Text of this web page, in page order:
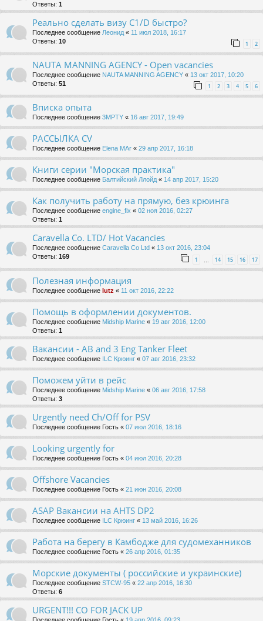
Ответы: 1
Реально сделать визу C1/D быстро?
Последнее сообщение Леонид « 11 июл 2018, 16:17
Ответы: 10 1 2
NAUTA MANNING AGENCY - Open vacancies
Последнее сообщение NAUTA MANNING AGENCY « 13 окт 2017, 10:20
Ответы: 51 1 2 3 4 5 6
Вписка опыта
Последнее сообщение 3MPTY « 16 авг 2017, 19:49
РАССЫЛКА CV
Последнее сообщение Elena MAr « 29 апр 2017, 16:18
Книги серии "Морская практика"
Последнее сообщение Балтийский Ллойд« 14 апр 2017, 15:20
Как получить работу на прямую, без крюинга
Последнее сообщение engine_fix « 02 ноя 2016, 02:27
Ответы: 1
Caravella Co. LTD/ Hot Vacancies
Последнее сообщение Caravella Co Ltd « 13 окт 2016, 23:04
Ответы: 169 1 14 15 16 17
Полезная информация
Последнее сообщение lutz « 11 окт 2016, 22:22
Помощь в оформлении документов.
Последнее сообщение Midship Marine « 19 авг 2016, 12:00
Ответы: 1
Вакансии - AB and 3 Eng Tanker Fleet
Последнее сообщение ILC Крюинг « 07 авг 2016, 23:32
Поможем уйти в рейс
Последнее сообщение Midship Marine « 06 авг 2016, 17:58
Ответы: 3
Urgently need Ch/Off for PSV
Последнее сообщение Гость « 07 июл 2016, 18:16
Looking urgently for
Последнее сообщение Гость « 04 июл 2016, 20:28
Offshore Vacancies
Последнее сообщение Гость « 21 июн 2016, 20:08
ASAP Вакансии на AHTS DP2
Последнее сообщение ILC Крюинг « 13 май 2016, 16:26
Работа на берегу в Камбодже для судомеханников
Последнее сообщение Гость « 26 апр 2016, 01:35
Морские документы ( российские и украинские)
Последнее сообщение STCW-95 « 22 апр 2016, 16:30
Ответы: 6
URGENT!!! CO FOR JACK UP
Последнее сообщение Гость « 19 апр 2016, 09:23